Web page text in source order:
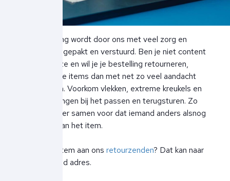
Je bestelling wordt door ons met veel zorg en
aandacht ingepakt en verstuurd. Ben je niet content
met je keuze en wil je je bestelling retourneren,
behandel de items dan met net zo veel aandacht
als wij doen. Voorkom vlekken, extreme kreukels en
beschadigingen bij het passen en terugsturen. Zo
zorgen we er samen voor dat iemand anders alsnog
blij wordt van het item.
Wil je een item aan ons retourzenden? Dat kan naar
onderstaand adres.